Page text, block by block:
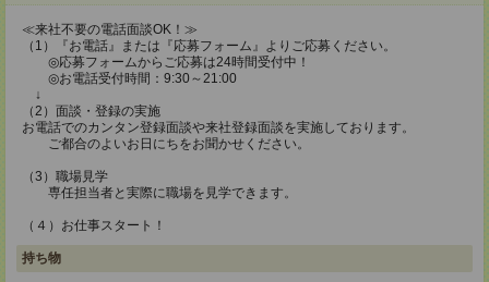
≪来社不要の電話面談OK！≫
（1）『お電話』または『応募フォーム』よりご応募ください。
◎応募フォームからご応募は24時間受付中！
◎お電話受付時間：9:30～21:00
↓
（2）面談・登録の実施
お電話でのカンタン登録面談や来社登録面談を実施しております。
ご都合のよいお日にちをお聞かせください。
（3）職場見学
専任担当者と実際に職場を見学できます。
（４）お仕事スタート！
持ち物